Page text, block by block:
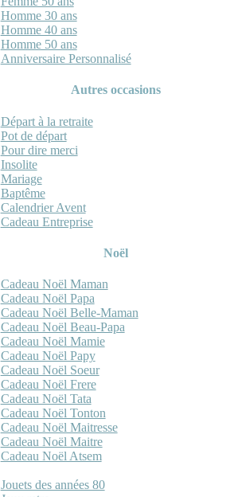
Homme 30 ans
Homme 40 ans
Homme 50 ans
Anniversaire Personnalisé
Autres occasions
Départ à la retraite
Pot de départ
Pour dire merci
Insolite
Mariage
Baptême
Calendrier Avent
Cadeau Entreprise
Noël
Cadeau Noël Maman
Cadeau Noël Papa
Cadeau Noël Belle-Maman
Cadeau Noël Beau-Papa
Cadeau Noël Mamie
Cadeau Noël Papy
Cadeau Noël Soeur
Cadeau Noël Frere
Cadeau Noël Tata
Cadeau Noël Tonton
Cadeau Noël Maitresse
Cadeau Noël Maitre
Cadeau Noël Atsem
Jouets des années 80